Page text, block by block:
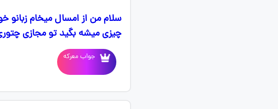
سلام من از امسال میخام زبانو
چیزی میشه بگید تو مجازی چتوری
جواب معرکه